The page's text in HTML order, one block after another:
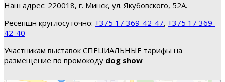
Наш адрес: 220018, г. Минск, ул. Якубовского, 52А.
Ресепшн круглосуточно: +375 17 369-42-47, +375 17 369-
42-40
Участникам выставок СПЕЦИАЛЬНЫЕ тарифы на
размещение по промокоду dog show